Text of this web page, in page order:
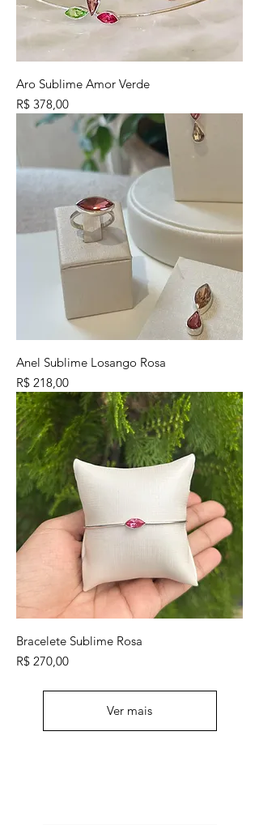
Aro Sublime Amor Verde
Preço
R$ 378,00
Anel Sublime Losango Rosa
Preço
R$ 218,00
Bracelete Sublime Rosa
Preço
R$ 270,00
Ver mais